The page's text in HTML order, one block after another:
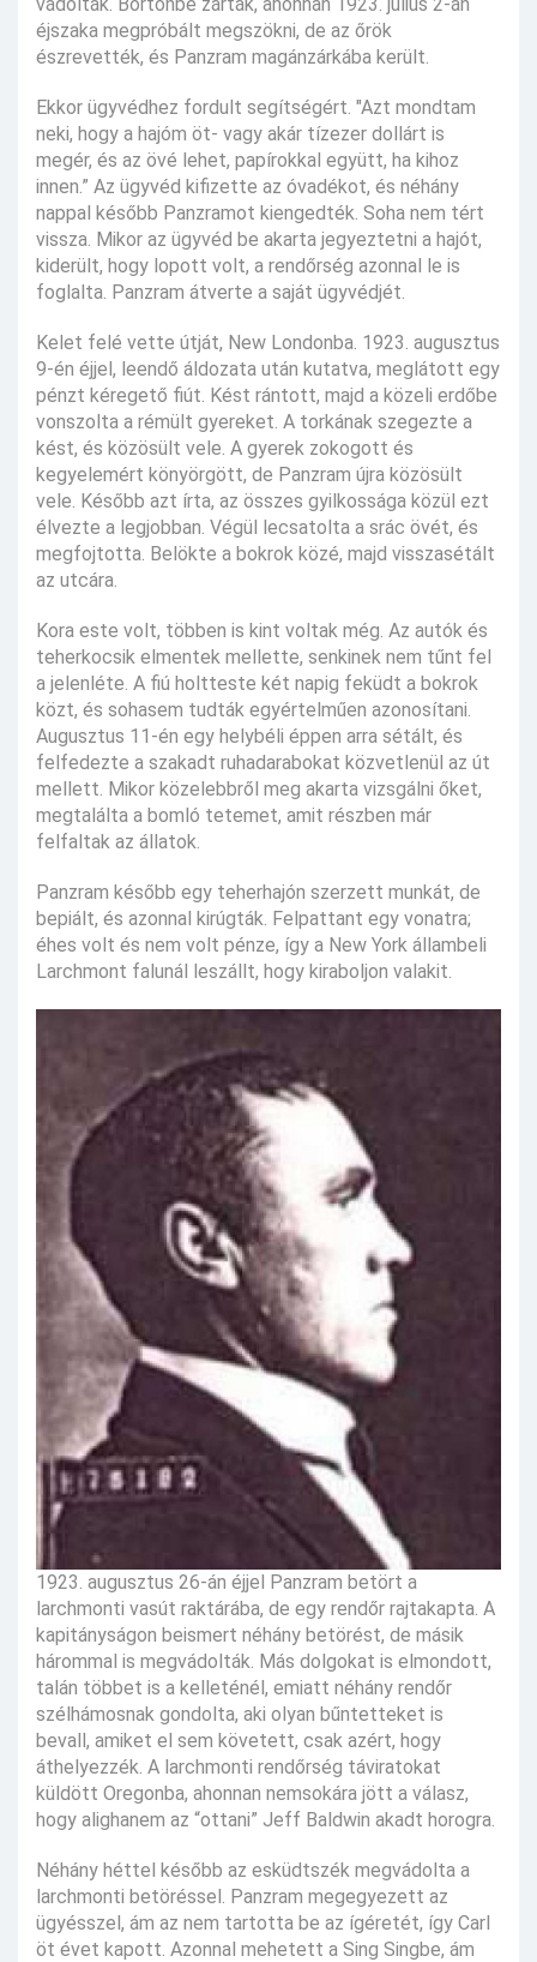
éjszaka megpróbált megszökni, de az őrök
észrevették, és Panzram magánzárkába került.
Ekkor ügyvédhez fordult segítségért. "Azt mondtam
neki, hogy a hajóm öt- vagy akár tízezer dollárt is
megér, és az övé lehet, papírokkal együtt, ha kihoz
innen.” Az ügyvéd kifizette az óvadékot, és néhány
nappal később Panzramot kiengedték. Soha nem tért
vissza. Mikor az ügyvéd be akarta jegyeztetni a hajót,
kiderült, hogy lopott volt, a rendőrség azonnal le is
foglalta. Panzram átverte a saját ügyvédjét.
Kelet felé vette útját, New Londonba. 1923. augusztus
9-én éjjel, leendő áldozata után kutatva, meglátott egy
pénzt kéregető fiút. Kést rántott, majd a közeli erdőbe
vonszolta a rémült gyereket. A torkának szegezte a
kést, és közösült vele. A gyerek zokogott és
kegyelemért könyörgött, de Panzram újra közösült
vele. Később azt írta, az összes gyilkossága közül ezt
élvezte a legjobban. Végül lecsatolta a srác övét, és
megfojtotta. Belökte a bokrok közé, majd visszasétált
az utcára.
Kora este volt, többen is kint voltak még. Az autók és
teherkocsik elmentek mellette, senkinek nem tűnt fel
a jelenléte. A fiú holtteste két napig feküdt a bokrok
közt, és sohasem tudták egyértelműen azonosítani.
Augusztus 11-én egy helybéli éppen arra sétált, és
felfedezte a szakadt ruhadarabokat közvetlenül az út
mellett. Mikor közelebbről meg akarta vizsgálni őket,
megtalálta a bomló tetemet, amit részben már
felfaltak az állatok.
Panzram később egy teherhajón szerzett munkát, de
bepiált, és azonnal kirúgták. Felpattant egy vonatra;
éhes volt és nem volt pénze, így a New York állambeli
Larchmont falunál leszállt, hogy kiraboljon valakit.
1923. augusztus 26-án éjjel Panzram betört a
larchmonti vasút raktárába, de egy rendőr rajtakapta. A
kapitányságon beismert néhány betörést, de másik
hárommal is megvádolták. Más dolgokat is elmondott,
talán többet is a kelleténél, emiatt néhány rendőr
szélhámosnak gondolta, aki olyan bűntetteket is
bevall, amiket el sem követett, csak azért, hogy
áthelyezzék. A larchmonti rendőrség táviratokat
küldött Oregonba, ahonnan nemsokára jött a válasz,
hogy alighanem az “ottani” Jeff Baldwin akadt horogra.
Néhány héttel később az esküdtszék megvádolta a
larchmonti betöréssel. Panzram megegyezett az
ügyésszel, ám az nem tartotta be az ígéretét, így Carl
öt évet kapott. Azonnal mehetett a Sing Singbe, ám